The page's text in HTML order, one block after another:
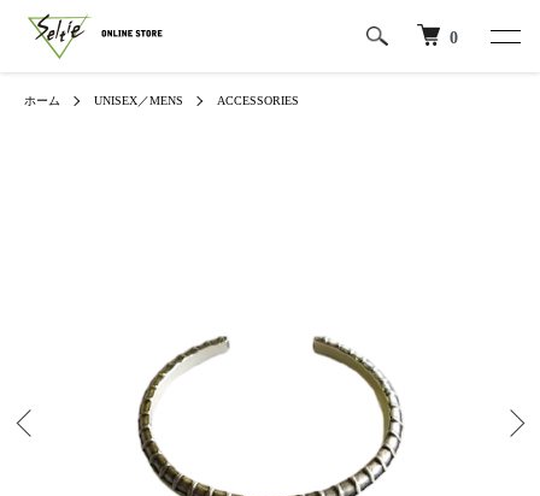
0
ホーム UNISEX／MENS ACCESSORIES